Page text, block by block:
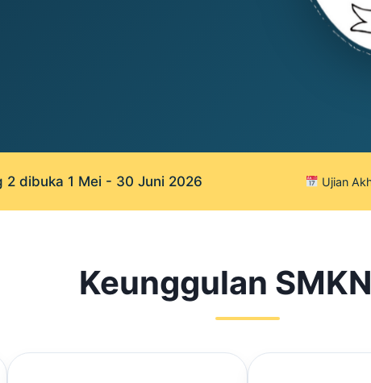
2 dibuka 1 Mei - 30 Juni 2026 Ujian
Keunggulan